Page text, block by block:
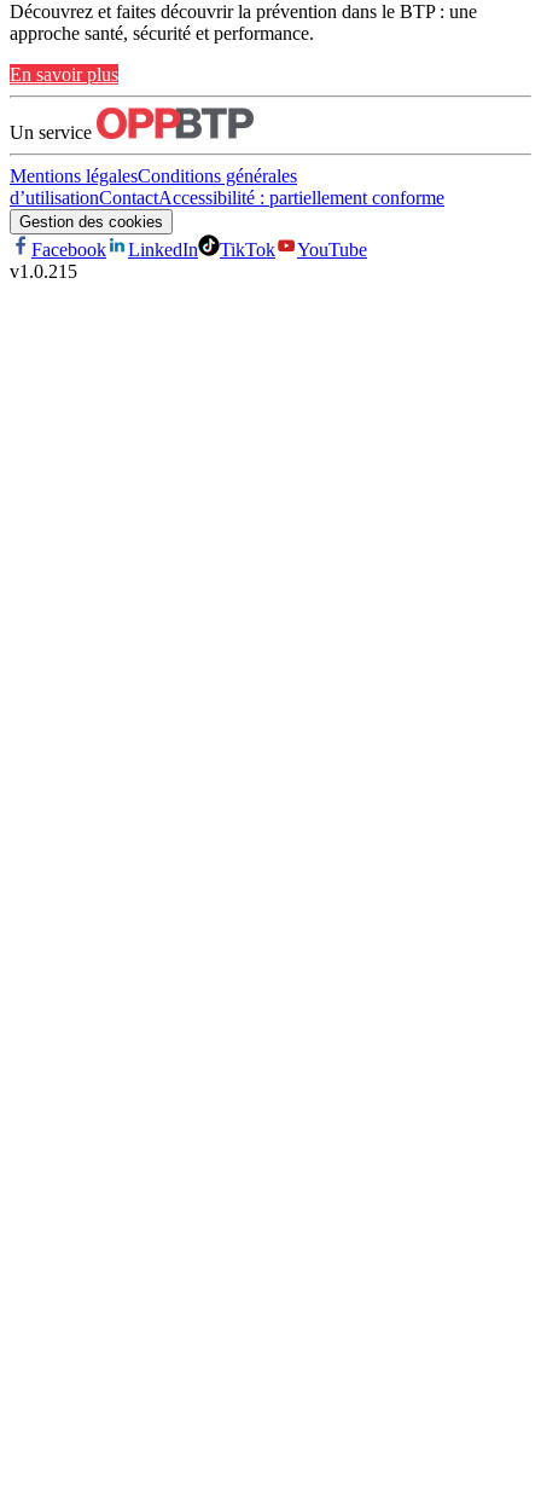
Découvrez et faites découvrir la prévention dans le BTP : une
approche santé, sécurité et performance.
En savoir plus
Un service
Mentions légalesConditions générales
d’utilisationContactAccessibilité : partiellement conforme
Gestion des cookies
Facebook LinkedIn TikTok
YouTube
v1.0.215